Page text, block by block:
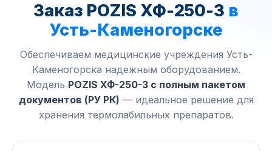
Заказ POZIS ХФ-250-3 в
Усть-Каменогорске
Обеспечиваем медицинские учреждения Усть-
Каменогорска надежным оборудованием.
Модель POZIS ХФ-250-3 с полным пакетом
документов (РУ РК) — идеальное решение для
хранения термолабильных препаратов.